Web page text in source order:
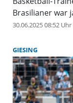
Brasilianer war
30.06.2025 08:52 Uhr
GIESING